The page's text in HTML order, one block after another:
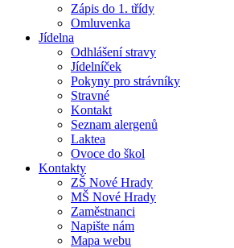
Zápis do 1. třídy
Omluvenka
Jídelna
Odhlášení stravy
Jídelníček
Pokyny pro strávníky
Stravné
Kontakt
Seznam alergenů
Laktea
Ovoce do škol
Kontakty
ZŠ Nové Hrady
MŠ Nové Hrady
Zaměstnanci
Napište nám
Mapa webu